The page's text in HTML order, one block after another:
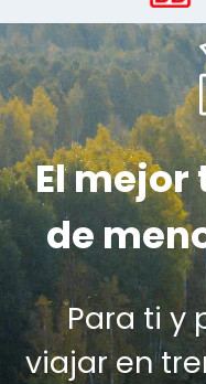
El mejor
de
Para ti y
viajar en